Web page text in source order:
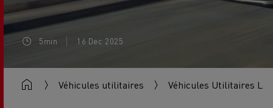
5min 16 Dec 2025
Véhicules utilitaires Véhicules Utilitaires